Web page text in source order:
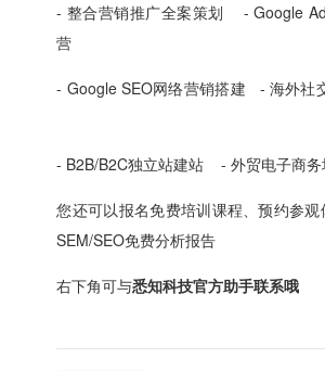
- 整合营销推广全案策划 - Google
营
- Google SEO网络营销搭建 - 海外社
- B2B/B2C独立站建站 - 外贸电子商务
您还可以报名免费培训课程、预约参
SEM/SEO免费分析报告
右下角可与悉知科技官方助手联系哦